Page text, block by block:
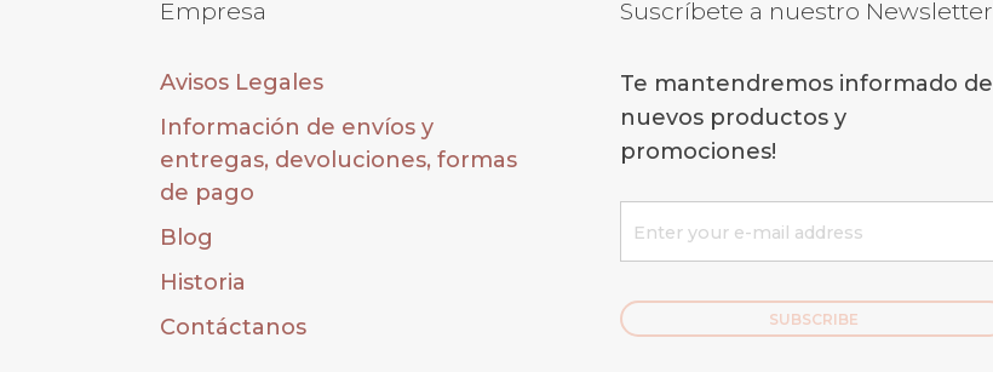
Empresa
Avisos Legales
Información de envíos y
entregas, devoluciones, formas
de pago
Blog
Historia
Contáctanos
Suscríbete a nuestro Newsletter
Te mantendremos informado de
nuevos productos y
promociones!